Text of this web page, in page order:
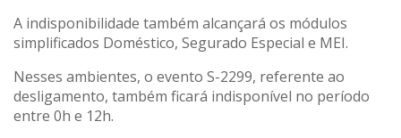
A indisponibilidade também alcançará os módulos
simplificados Doméstico, Segurado Especial e MEI.
Nesses ambientes, o evento S-2299, referente ao
desligamento, também ficará indisponível no período
entre 0h e 12h.